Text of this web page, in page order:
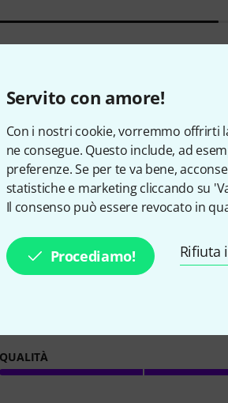
Servito con amore!
Con i nostri cookie, vorremmo offrirti
ne consegue. Questo include, ad
preferenze. Se per te va bene,
statistiche e marketing cliccando su
Il consenso può essere revocato in
Procediamo! Rifiuta
11
4.9/ 5
CARATTERISTICHE
QUALITÀ